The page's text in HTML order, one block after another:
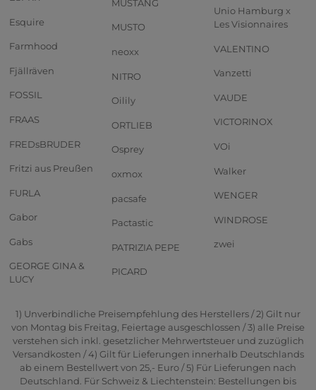
Esquire
Farmhood
Fjällräven
FOSSIL
FRAAS
FREDsBRUDER
Fritzi aus Preußen
FURLA
Gabor
Gabs
GEORGE GINA &
LUCY
MUSTANG
MUSTO
neoxx
NITRO
Oilily
ORTLIEB
Osprey
oxmox
pacsafe
Pactastic
PATRIZIA PEPE
PICARD
Unio Hamburg x
Les Visionnaires
VALENTINO
Vanzetti
VAUDE
VICTORINOX
VOi
Walker
WENGER
WINDROSE
zwei
1) Unverbindliche Preisempfehlung des Herstellers / 2) Gilt nur
von Montag bis Freitag, Feiertage ausgeschlossen / 3) alle Preise
verstehen sich inkl. gesetzlicher Mehrwertsteuer und zuzüglich
Versandkosten / 4) Gilt für Lieferungen innerhalb Deutschlands
ab einem Bestellwert von 25,- Euro / 5) Für Lieferungen nach
Deutschland. Für Schweiz & Liechtenstein: Bestellungen bis